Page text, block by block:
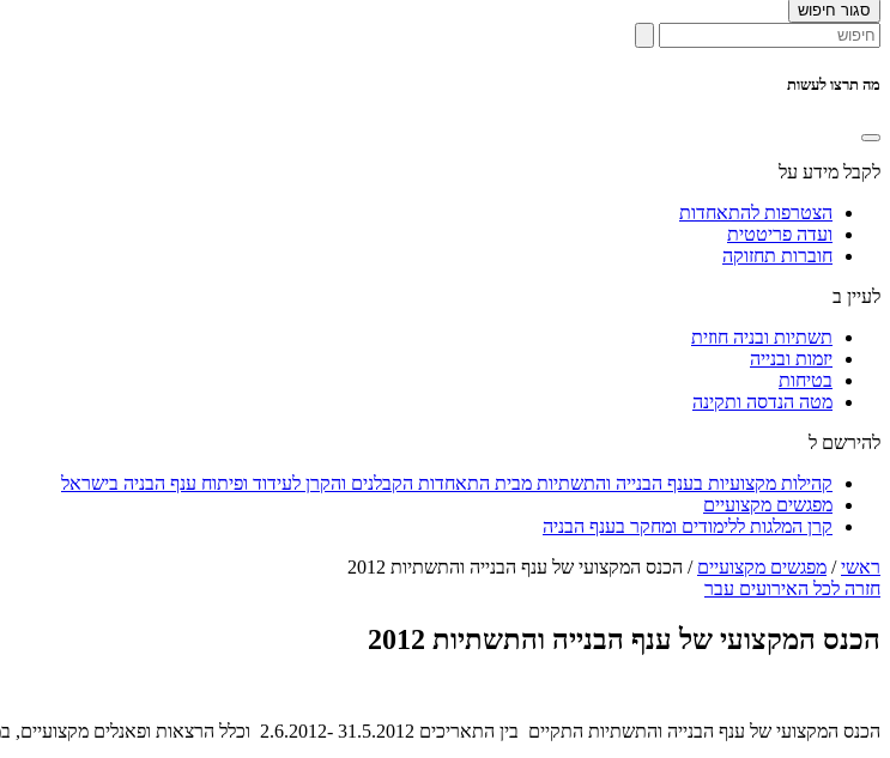
סגור חיפוש
מה תרצו לעשות
לקבל מידע על
הצטרפות להתאחדות
ועדה פריטטית
חוברות תחזוקה
לעיין ב
תשתיות ובניה חוזית
יזמות ובנייה
בטיחות
מטה הנדסה ותקינה
להירשם ל
קהילות מקצועיות בענף הבנייה והתשתיות מבית התאחדות הקבלנים והקרן לעידוד ופיתוח ענף הבניה בישראל
מפגשים מקצועיים
קרן המלגות ללימודים ומחקר בענף הבניה
ראשי/ מפגשים מקצועיים / הכנס המקצועי של ענף הבנייה והתשתיות 2012
חזרה לכל האירועים עבר
הכנס המקצועי של ענף הבנייה והתשתיות 2012
הכנס המקצועי של ענף הבנייה והתשתיות התקיים בין התאריכים 31.5.2012 -2.6.2012 וכלל הרצאות ופאנלים מקצועיים, במעמד השרים שאול מופז, אריאל אטיאס וסטס מיסז'ניקוב.